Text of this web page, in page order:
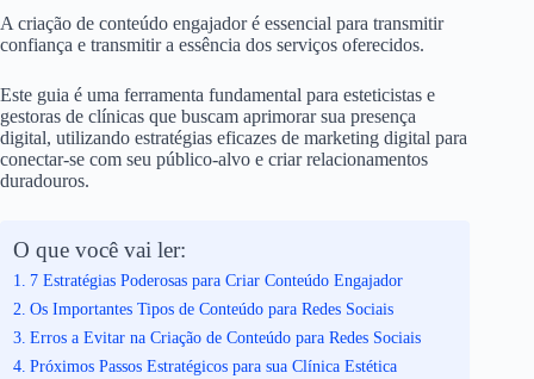
A criação de conteúdo engajador é essencial para transmitir
confiança e transmitir a essência dos serviços oferecidos.
Este guia é uma ferramenta fundamental para esteticistas e
gestoras de clínicas que buscam aprimorar sua presença
digital, utilizando estratégias eficazes de marketing digital para
conectar-se com seu público-alvo e criar relacionamentos
duradouros.
O que você vai ler:
7 Estratégias Poderosas para Criar Conteúdo Engajador
Os Importantes Tipos de Conteúdo para Redes Sociais
Erros a Evitar na Criação de Conteúdo para Redes Sociais
Próximos Passos Estratégicos para sua Clínica Estética